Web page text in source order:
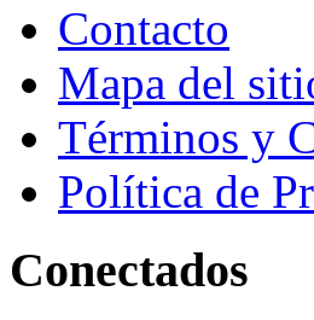
Contacto
Mapa del
Términos y
Política de
Conectados